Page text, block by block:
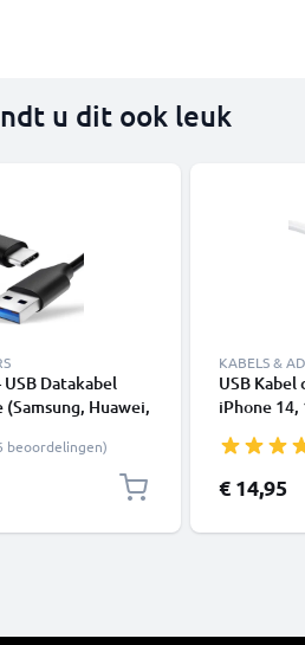
u dit ook leuk
USB Datakabel
Huawei,
GoPro) -
USB C Stekker
beoordelingen)
KABELS &
USB
iPhone 14,
€ 14,95